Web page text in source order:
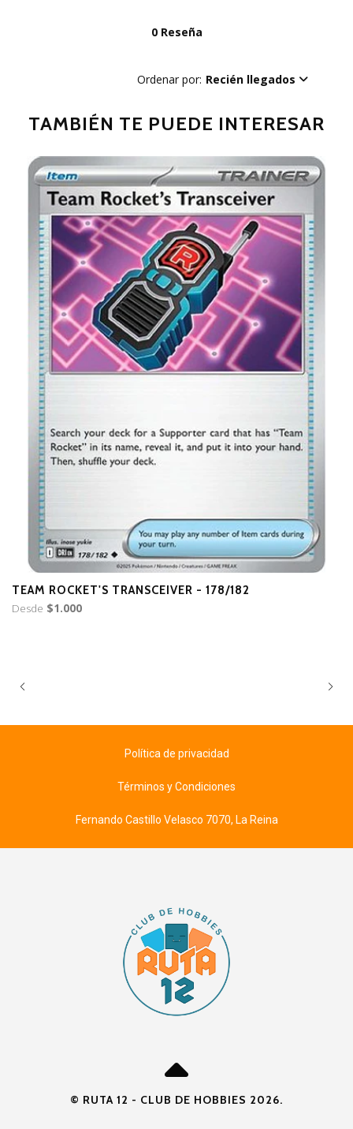
0 Reseña
Ordenar por: Recién llegados
TAMBIÉN TE PUEDE INTERESAR
TEAM ROCKET'S TRANSCEIVER - 178/182
Desde $1.000
Política de privacidad
Términos y Condiciones
Fernando Castillo Velasco 7070, La Reina
© RUTA 12 - CLUB DE HOBBIES 2026.